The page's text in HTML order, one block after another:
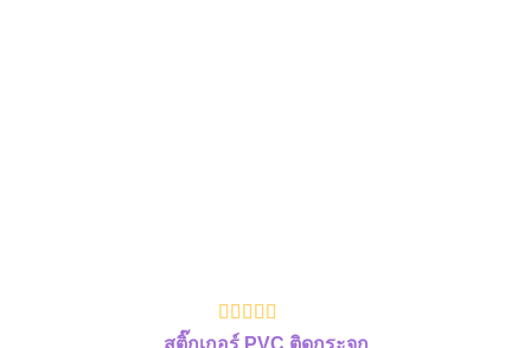
สติ๊กเกอร์ PVC ติดกระจก